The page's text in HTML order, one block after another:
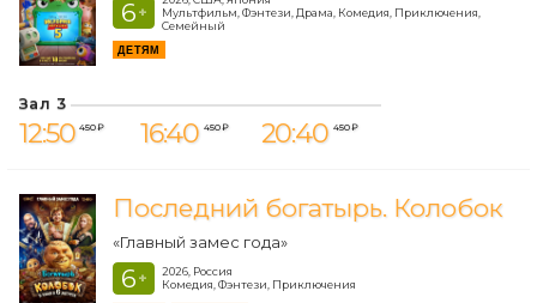
6 +
Мультфильм, Фэнтези, Драма, Комедия, Приключения,
Семейный
ДЕТЯМ
Зал 3
12:50 450 ₽ 16:40 450 ₽ 20:40 450 ₽
Последний богатырь. Колобок
«Главный замес года»
6 +
2026, Россия
Комедия, Фэнтези, Приключения